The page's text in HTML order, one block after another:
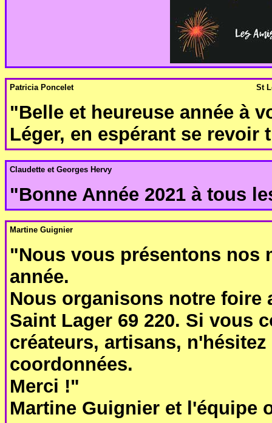
Patricia Poncelet St
"Belle et heureuse année à
Léger, en espérant se revoir
Claudette et Georges Hervy
"Bonne Année 2021 à tous
Martine Guignier
"Nous vous présentons
année.
Nous organisons notre foire
Saint Lager 69 220. Si vous
créateurs, artisans,
coordonnées.
Merci !"
Martine Guignier et l'équipe